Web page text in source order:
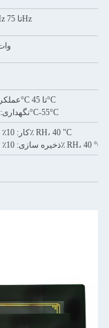
60Hz تا 75Hz
25
عملکرد: 0°C تا 45°C
نگهداری: -20°C-55°C
کار: 10٪ - 80٪ RH، 40 "C
ذخیره سازی: 10٪ - 80٪ RH، 40 °C